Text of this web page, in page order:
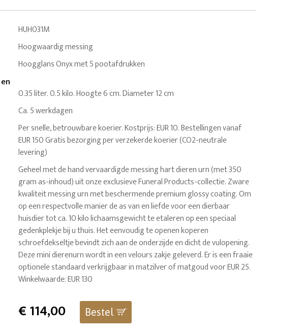
HUH031M
Hoogwaardig messing
Hoogglans Onyx met 5 pootafdrukken
0.35 liter. 0.5 kilo. Hoogte 6 cm. Diameter 12 cm
Ca. 5 werkdagen
Per snelle, betrouwbare koerier. Kostprijs: EUR 10. Bestellingen vanaf
EUR 150 Gratis bezorging per verzekerde koerier (CO2-neutrale
levering)
Geheel met de hand vervaardigde messing hart dieren urn (met 350
gram as-inhoud) uit onze exclusieve Funeral Products-collectie. Zware
kwaliteit messing urn met beschermende premium glossy coating. Om
op een respectvolle manier de as van en liefde voor een dierbaar
huisdier tot ca. 10 kilo lichaamsgewicht te etaleren op een speciaal
gedenkplekje bij u thuis. Het eenvoudig te openen koperen
schroefdekseltje bevindt zich aan de onderzijde en dicht de vulopening.
Deze mini dierenurn wordt in een velours zakje geleverd. Er is een fraaie
optionele standaard verkrijgbaar in matzilver of matgoud voor EUR 25.
Winkelwaarde: EUR 130
€114,00 Bestel